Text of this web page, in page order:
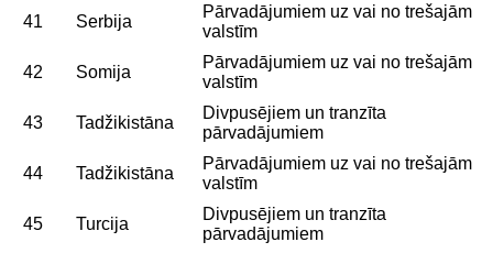
41 Serbija
Pārvadājumiem uz vai no trešajām
valstīm
42 Somija
Pārvadājumiem uz vai no trešajām
valstīm
43 Tadžikistāna
Divpusējiem un tranzīta
pārvadājumiem
44 Tadžikistāna
Pārvadājumiem uz vai no trešajām
valstīm
45 Turcija
Divpusējiem un tranzīta
pārvadājumiem